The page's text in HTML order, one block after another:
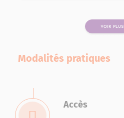
VOIR PLUS
Modalités pratiques
Accès